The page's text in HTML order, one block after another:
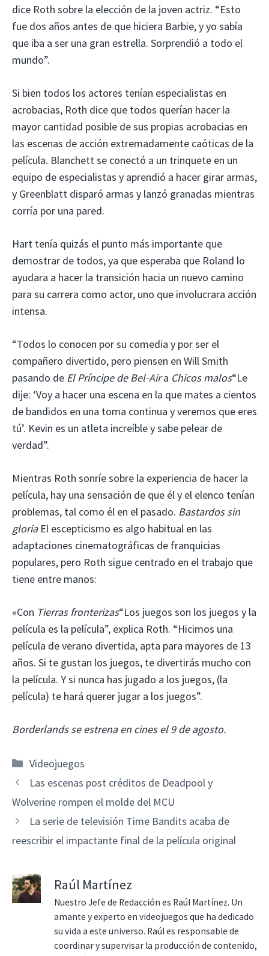
dice Roth sobre la elección de la joven actriz. “Esto
fue dos años antes de que hiciera Barbie, y yo sabía
que iba a ser una gran estrella. Sorprendió a todo el
mundo”.
Si bien todos los actores tenían especialistas en
acrobacias, Roth dice que todos querían hacer la
mayor cantidad posible de sus propias acrobacias en
las escenas de acción extremadamente caóticas de la
película. Blanchett se conectó a un trinquete en un
equipo de especialistas y aprendió a hacer girar armas,
y Greenblatt disparó armas y lanzó granadas mientras
corría por una pared.
Hart tenía quizás el punto más importante que
demostrar de todos, ya que esperaba que Roland lo
ayudara a hacer la transición hacia un nuevo camino
para su carrera como actor, uno que involucrara acción
intensa.
“Todos lo conocen por su comedia y por ser el
compañero divertido, pero piensen en Will Smith
pasando de El Príncipe de Bel-Aira Chicos malos“Le
dije: ‘Voy a hacer una escena en la que mates a cientos
de bandidos en una toma continua y veremos que eres
tú’. Kevin es un atleta increíble y sabe pelear de
verdad”.
Mientras Roth sonríe sobre la experiencia de hacer la
película, hay una sensación de que él y el elenco tenían
problemas, tal como él en el pasado. Bastardos sin
gloriaEl escepticismo es algo habitual en las
adaptaciones cinematográficas de franquicias
populares, pero Roth sigue centrado en el trabajo que
tiene entre manos:
«Con Tierras fronterizas“Los juegos son los juegos y la
película es la película”, explica Roth. “Hicimos una
película de verano divertida, apta para mayores de 13
años. Si te gustan los juegos, te divertirás mucho con
la película. Y si nunca has jugado a los juegos, (la
película) te hará querer jugar a los juegos”.
Borderlands se estrena en cines el 9 de agosto.
Categorías
Videojuegos
Las escenas post créditos de Deadpool y
Wolverine rompen el molde del MCU
La serie de televisión Time Bandits acaba de
reescribir el impactante final de la película original
Raúl Martínez
Nuestro Jefe de Redacción es Raúl Martínez. Un
amante y experto en videojuegos que ha dedicado
su vida a este universo. Raúl es responsable de
coordinar y supervisar la producción de contenido,